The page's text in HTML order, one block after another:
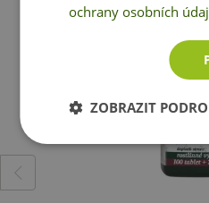
zvýrazněný.
ochrany osobních
ZOBRAZIT